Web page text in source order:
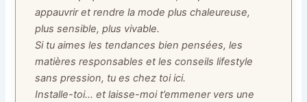
appauvrir et rendre la mode plus chaleureuse,
plus sensible, plus vivable.
Si tu aimes les tendances bien pensées, les
matières responsables et les conseils lifestyle
sans pression, tu es chez toi ici.
Installe-toi… et laisse-moi t’emmener vers une